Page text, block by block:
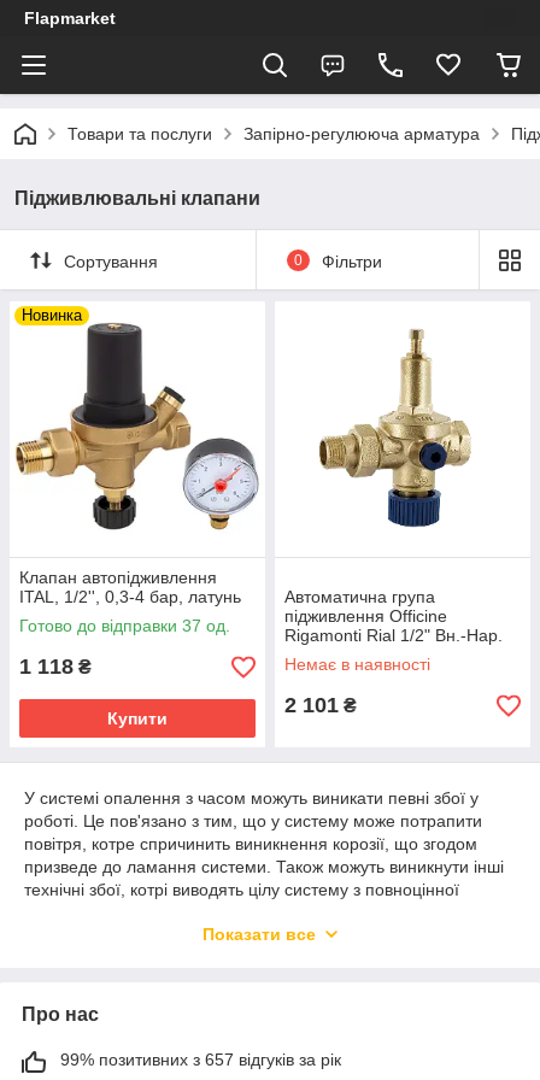
Flapmarket
Товари та послуги Запірно-регулююча арматура
Підживлювальні клапани
Сортування 0 Фільтри
Новинка
Клапан автопідживлення
ITAL, 1/2'', 0,3-4 бар, латунь
Готово до відправки 37 од.
1 118 ₴
Купити
Автоматична група
підживлення Officine
Rigamonti Rial 1/2" Вн.-Нар.
(0525.015)
Немає в наявності
2 101 ₴
У системі опалення з часом можуть виникати певні збої у
роботі. Це пов'язано з тим, що у систему може потрапити
повітря, котре спричинить виникнення корозії, що згодом
призведе до ламання системи. Також можуть виникнути інші
технічні збої, котрі виводять цілу систему з повноцінної
використовують підживлювальні клапани. Замовити клапани
Особливості підживлювальних кранів в
Показати все
Про нас
99% позитивних з 657 відгуків за рік